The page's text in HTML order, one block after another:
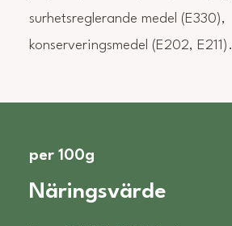
surhetsreglerande medel (E330),
konserveringsmedel (E202, E211).
per 100g
Näringsvärde